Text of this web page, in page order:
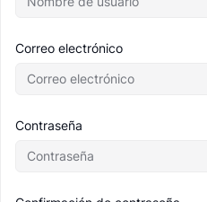
Correo electrónico
Contraseña